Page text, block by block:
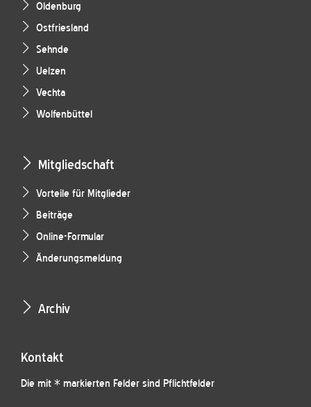
Oldenburg
Ostfriesland
Sehnde
Uelzen
Vechta
Wolfenbüttel
Mitgliedschaft
Vorteile für Mitglieder
Beiträge
Online-Formular
Änderungsmeldung
Archiv
Kontakt
Die mit * markierten Felder sind Pflichtfelder